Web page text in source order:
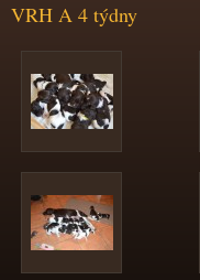
VRH A 4 týdny